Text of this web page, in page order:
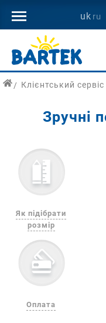
800
502
144
uk ru
Дитяче
взуття
розвитку
доставкою
Україні.
Клієнтський сервіс
Зручні
Як підібрати
розмір
Оплата